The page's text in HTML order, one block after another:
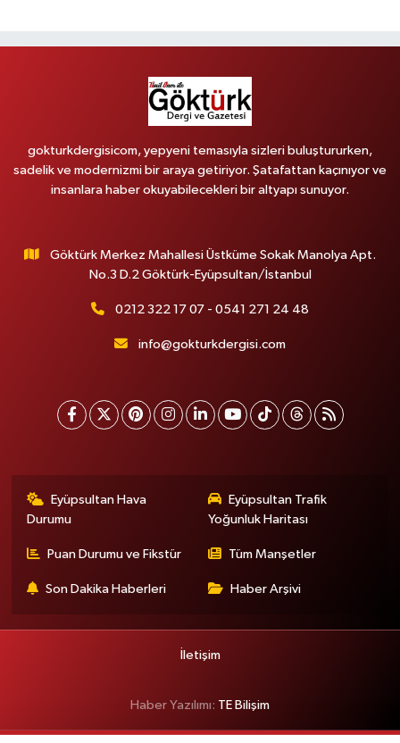
gokturkdergisicom, yepyeni temasıyla sizleri buluştururken,
sadelik ve modernizmi bir araya getiriyor. Şatafattan kaçınıyor ve
insanlara haber okuyabilecekleri bir altyapı sunuyor.
Göktürk Merkez Mahallesi Üstküme Sokak Manolya Apt.
No.3 D.2 Göktürk-Eyüpsultan/İstanbul
0212 322 17 07 - 0541 271 24 48
info@gokturkdergisi.com
Eyüpsultan Hava
Durumu
Eyüpsultan Trafik
Yoğunluk Haritası
Puan Durumu ve Fikstür Tüm Manşetler
Son Dakika Haberleri Haber Arşivi
İletişim
Haber Yazılımı: TE Bilişim